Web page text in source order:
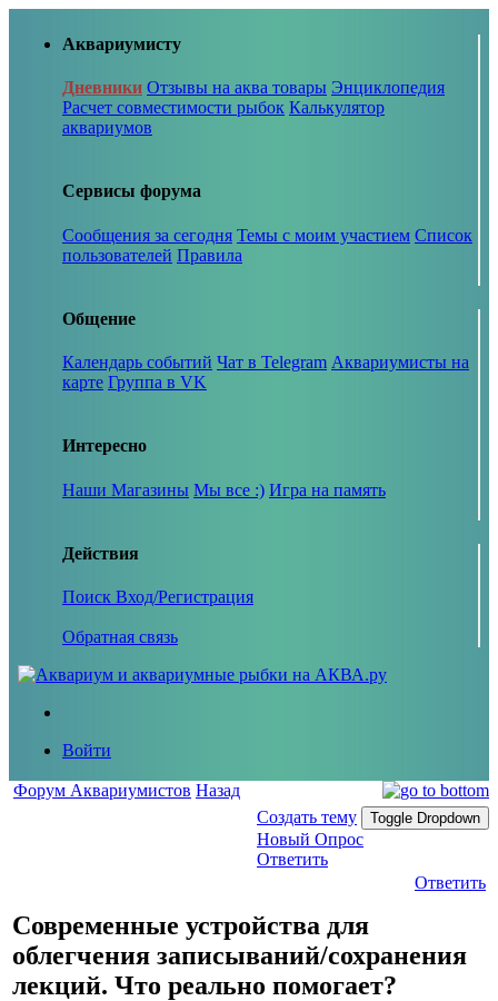
Аквариумисту
Дневники Отзывы на аква товары Энциклопедия
Расчет совместимости рыбок Калькулятор
аквариумов
Сервисы форума
Сообщения за сегодня Темы с моим участием Список
пользователей Правила
Общение
Календарь событий Чат в Telegram Аквариумисты на
карте Группа в VK
Интересно
Наши Магазины Мы все :) Игра на память
Действия
Поиск Вход/Регистрация
Обратная связь
Войти
Форум Аквариумистов Назад
Создать тему
Toggle Dropdown
Новый Опрос
Ответить
Ответить
Современные устройства для
облегчения записываний/сохранения
лекций. Что реально помогает?